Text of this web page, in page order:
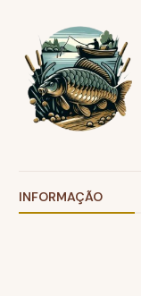
INFORMAÇÃO